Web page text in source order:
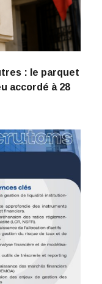
: le parquet
accordé à 28